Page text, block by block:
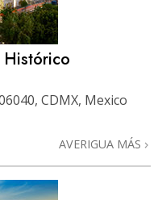
CDMX, Mexico
AVERIGUA MÁS